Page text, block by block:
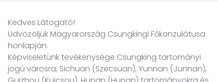
Kedves Látogató!
Üdvözöljük Magyarország Csungkingi Főkonzulátusa
honlapján.
Képviseletünk tevékenysége Csungking tartományi
jogú városra, Sichuan (Szecsuan), Yunnan (Jünnan),